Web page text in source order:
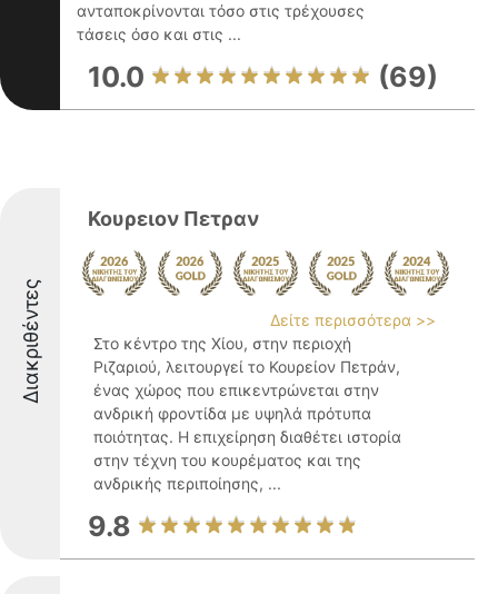
ανταποκρίνονται τόσο στις τρέχουσες
τάσεις όσο και στις ...
10.0 (69)
Διακριθέντες
Κουρειον Πετραν
Δείτε περισσότερα >>
Στο κέντρο της Χίου, στην περιοχή
Ριζαριού, λειτουργεί το Κουρείον Πετράν,
ένας χώρος που επικεντρώνεται στην
ανδρική φροντίδα με υψηλά πρότυπα
ποιότητας. Η επιχείρηση διαθέτει ιστορία
στην τέχνη του κουρέματος και της
ανδρικής περιποίησης, ...
9.8